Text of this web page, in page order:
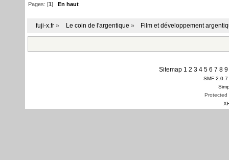
Pages: [1]En haut
fuji-x.fr » Le coin de l'argentique » Film et développement
Sitemap 1 2 3 4 5 6 7 8 9
SMF 2.0.7